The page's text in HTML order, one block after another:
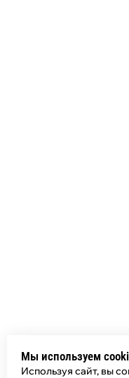
Мы используем
Используя сайт, вы